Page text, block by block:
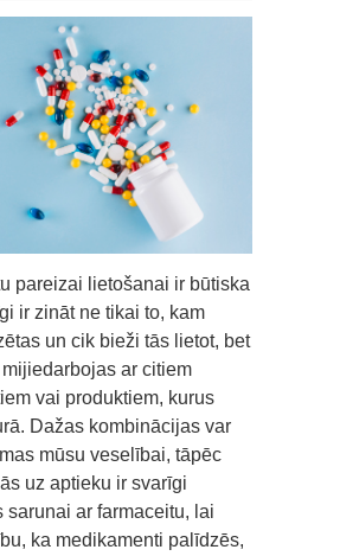
pareizai lietošanai ir būtiska
ir zināt ne tikai to, kam
un cik bieži tās lietot, bet
ar citiem
vai produktiem, kurus
Dažas kombinācijas var
mūsu veselībai, tāpēc
uz aptieku ir svarīgi
sarunai ar farmaceitu, lai
ka medikamenti palīdzēs,